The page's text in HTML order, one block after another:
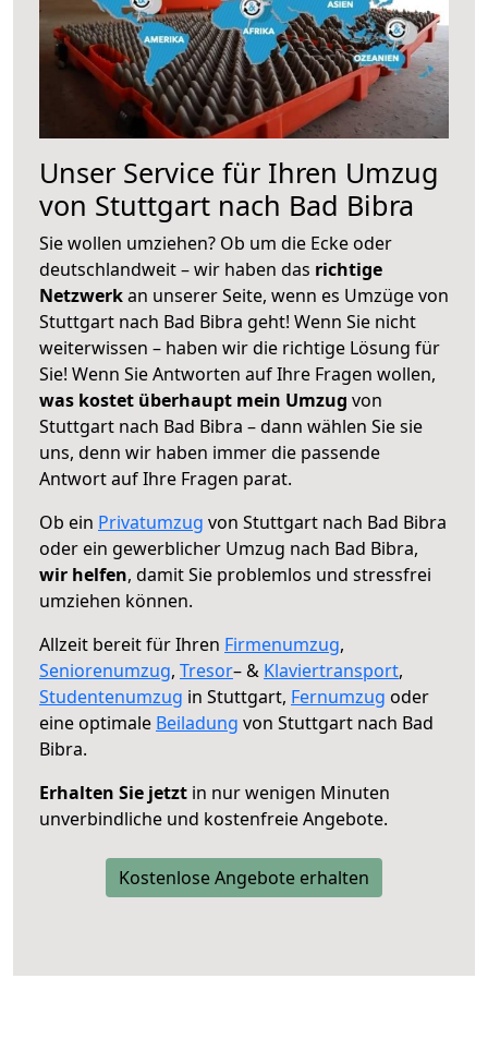
Unser Service für Ihren Umzug
von Stuttgart nach Bad Bibra
Sie wollen umziehen? Ob um die Ecke oder
deutschlandweit – wir haben das richtige
Netzwerkan unserer Seite, wenn es Umzüge von
Stuttgart nach Bad Bibra geht! Wenn Sie nicht
weiterwissen – haben wir die richtige Lösung für
Sie! Wenn Sie Antworten auf Ihre Fragen wollen,
was kostet überhaupt mein Umzug von
Stuttgart nach Bad Bibra – dann wählen Sie sie
uns, denn wir haben immer die passende
Antwort auf Ihre Fragen parat.
Ob ein Privatumzug von Stuttgart nach Bad Bibra
oder ein gewerblicher Umzug nach Bad Bibra,
wir helfen, damit Sie problemlos und stressfrei
umziehen können.
Allzeit bereit für Ihren Firmenumzug,
Seniorenumzug, Tresor– & Klaviertransport,
Studentenumzug in Stuttgart, Fernumzug oder
eine optimale Beiladung von Stuttgart nach Bad
Bibra.
Erhalten Sie jetzt in nur wenigen Minuten
unverbindliche und kostenfreie Angebote.
Kostenlose Angebote erhalten